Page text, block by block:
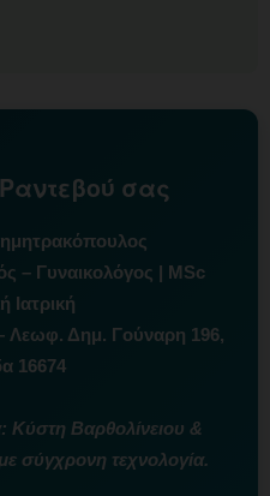
σας
– Γυναικολόγος | MSc
Ιατρική
Δημ. Γούναρη 196,
16674
Κύστη Βαρθολίνειου &
σύγχρονη τεχνολογία.